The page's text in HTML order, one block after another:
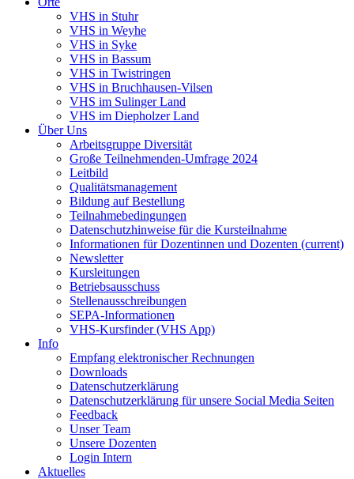
VHS in Stuhr
VHS in Weyhe
VHS in Syke
VHS in Bassum
VHS in Twistringen
VHS in Bruchhausen-Vilsen
VHS im Sulinger Land
VHS im Diepholzer Land
Über Uns
Arbeitsgruppe Diversität
Große Teilnehmenden-Umfrage 2024
Leitbild
Qualitätsmanagement
Bildung auf Bestellung
Teilnahmebedingungen
Datenschutzhinweise für die Kursteilnahme
Informationen für Dozentinnen und Dozenten (current)
Newsletter
Kursleitungen
Betriebsausschuss
Stellenausschreibungen
SEPA-Informationen
VHS-Kursfinder (VHS App)
Info
Empfang elektronischer Rechnungen
Downloads
Datenschutzerklärung
Datenschutzerklärung für unsere Social Media Seiten
Feedback
Unser Team
Unsere Dozenten
Login Intern
Aktuelles